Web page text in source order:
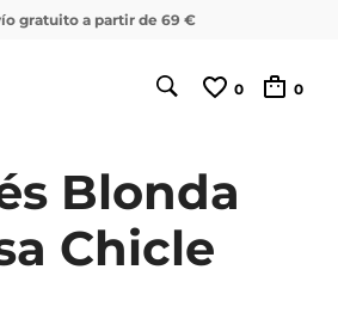
gratuito a partir de 69 €
0 0
Blonda
Chicle